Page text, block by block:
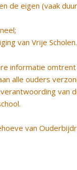
de eigen (vaak
van Vrije Scholen.
informatie
alle ouders
van
van